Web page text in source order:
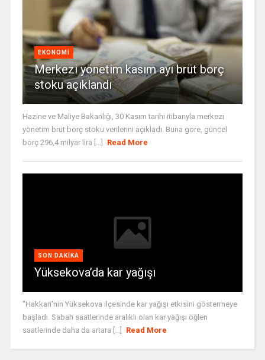
EKONOMI
Merkezi yönetim kasım ayı brüt borç
stoku açıklandı
Hazine ve Maliye Bakanlığı, 30 Kasım tarihi itibarıyla merkezi
yönetim brüt borç stoku verilerini açıkladı. Buna göre, güncel
borç 296,4 milyar lira [...]
Read More
SON DAKIKA
Yüksekova’da kar yağışı
"Hakkari'nin Yüksekova ilçesinde kar yağışı etkisini göstermeye
başladı. Sabah saatlerinde aralıklı olan kar yağışı öğlen
saatlerinde daha da artara [...]
Read More